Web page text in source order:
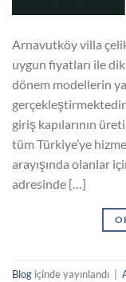
Arnavutköy villa
uygun fiyatları ile
dönem modellerin
gerçekleştirmektedir.
giriş kapılarının
tüm Türkiye’ye
arayışında olanlar
adresinde […]
Blog içinde yayınlandı